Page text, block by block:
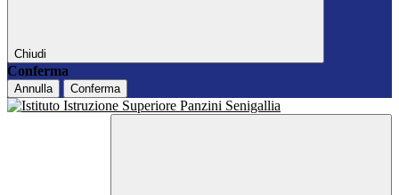
Chiudi
Conferma
Annulla Conferma